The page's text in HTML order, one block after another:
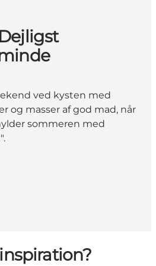
ved kysten med
og masser af god mad, når
sommeren med